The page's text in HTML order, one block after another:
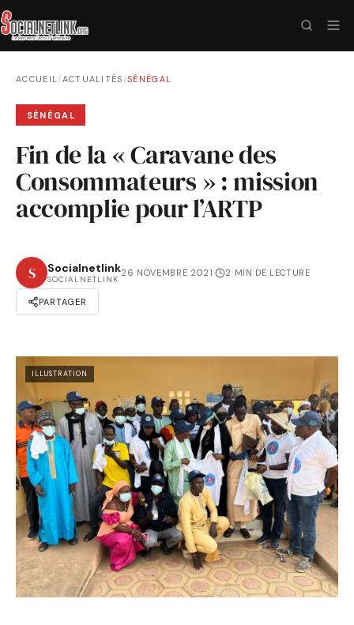
ACCUEIL/ACTUALITÉS /SÉNÉGAL
SÉNÉGAL
Fin de la « Caravane des
Consommateurs » : mission
accomplie pour l’ARTP
S Socialnetlink
SOCIALNETLINK
26 NOVEMBRE 2021· 2 MIN DE LECTURE
PARTAGER
ILLUSTRATION